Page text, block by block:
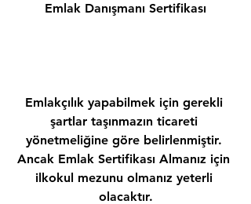
Emlak Danışmanı Sertifikası
Emlakçılık yapabilmek için gerekli
şartlar taşınmazın ticareti
yönetmeliğine göre belirlenmiştir.
Ancak Emlak Sertifikası Almanız için
ilkokul mezunu olmanız yeterli
olacaktır.